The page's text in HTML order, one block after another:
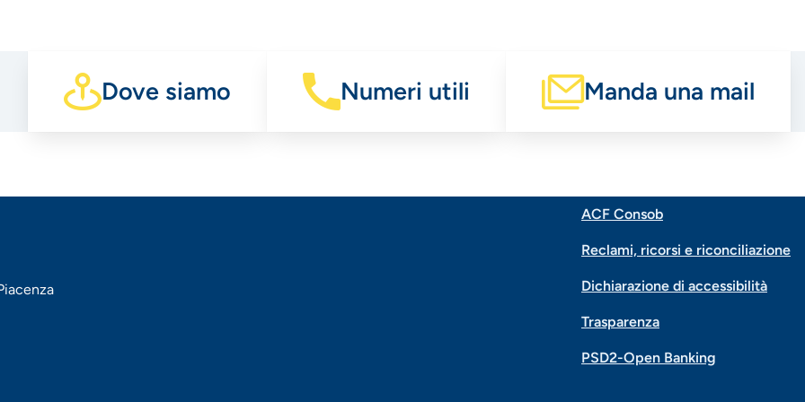
Dove siamo Numeri utili Manda una mail
Menu
di
navigazione
ACF Consob
Reclami, ricorsi e riconciliazione
Dichiarazione di accessibilità
Trasparenza
PSD2-Open Banking